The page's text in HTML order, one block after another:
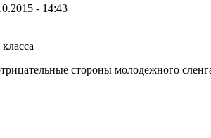
- 14:43
стороны молодёжного